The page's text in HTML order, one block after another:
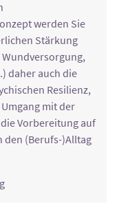
werden Sie
Stärkung
daher auch die
Resilienz,
mit der
Vorbereitung auf
den (Berufs-)Alltag